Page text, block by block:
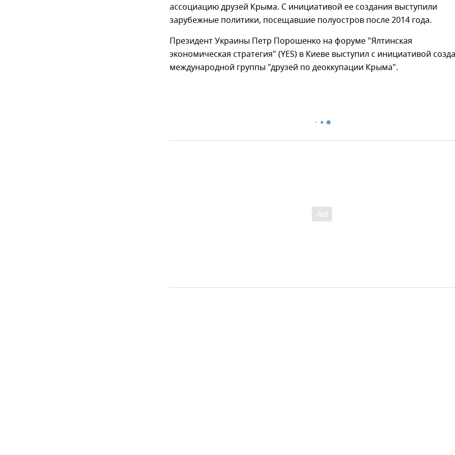
ассоциацию друзей Крыма. С инициативой ее создания выступили
зарубежные политики, посещавшие полуостров после 2014 года.
Президент Украины Петр Порошенко на форуме "Ялтинская
экономическая стратегия" (YES) в Киеве выступил с инициативой
международной группы "друзей по деоккупации Крыма".